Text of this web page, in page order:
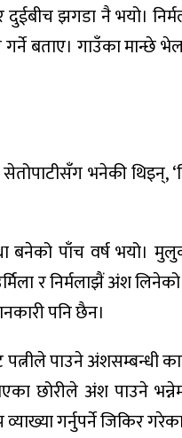
झगडा नै भयो।
बताए। गाउँका मान्छे
भनेकी थिइन्,
बनेको पाँच वर्ष भयो।
र निर्मलाझैं अंश
पनि छैन।
पत्नीले पाउने
छोरीले अंश पाउने
गर्नुपर्ने जिकिर